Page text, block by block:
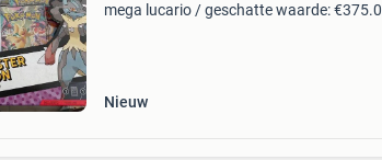
mega lucario / geschatte waarde: €375.0
Nieuw